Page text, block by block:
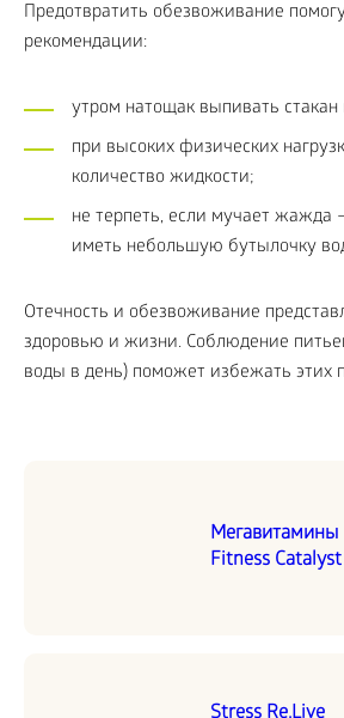
Предотвратить обезвоживание
рекомендации:
утром натощак выпивать стакан
при высоких физических
количество жидкости;
не терпеть, если мучает жажда
иметь небольшую бутылочку
Отечность и обезвоживание
здоровью и жизни. Соблюдение
воды в день) поможет избежать этих
Мегавитамины
Fitness Catalyst
Stress Re.Live